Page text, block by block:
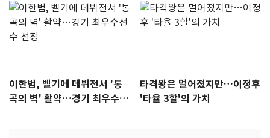
이한범, 벨기에 데뷔전서 '통
곡의 벽' 활약…경기 최우수선
타격왕은 멀어졌지만…이정후
'타율 3할'의 가치